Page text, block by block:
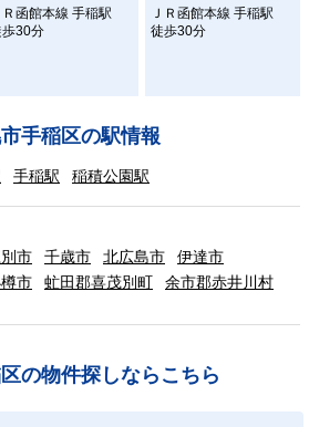
Ｒ函館本線 手稲駅
歩30分
ＪＲ函館本線 手稲駅
徒歩30分
手稲区の駅情報
手稲駅 稲積公園駅
市 千歳市 北広島市
伊達市
市 虻田郡喜茂別町 余市郡赤井川村
の物件探しならこちら